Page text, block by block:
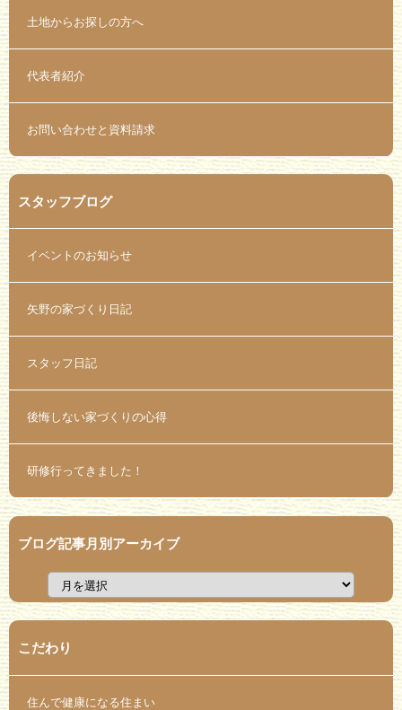
土地からお探しの方へ
代表者紹介
お問い合わせと資料請求
スタッフブログ
イベントのお知らせ
矢野の家づくり日記
スタッフ日記
後悔しない家づくりの心得
研修行ってきました！
ブログ記事月別アーカイブ
こだわり
住んで健康になる住まい